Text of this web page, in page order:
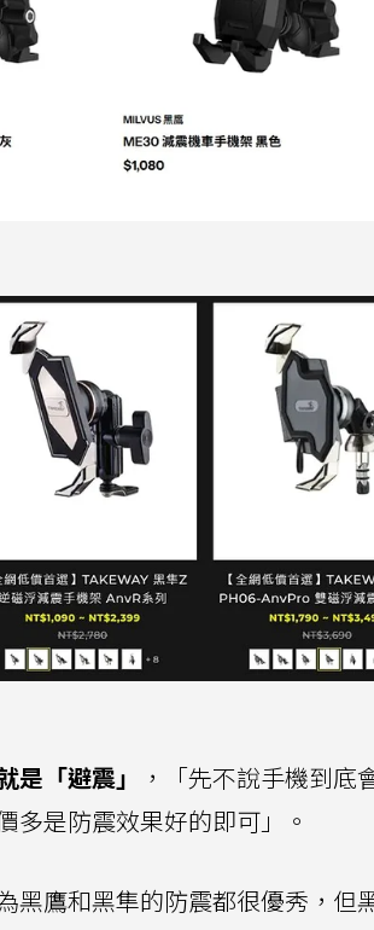
是「避震」
，「先不說手機到底
多是防震效果好的即可」。
黑鷹和黑隼的防震都很優秀，但